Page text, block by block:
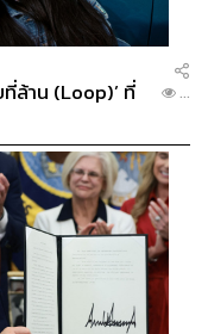
ที่ล้าน (Loop)’ ที่
...